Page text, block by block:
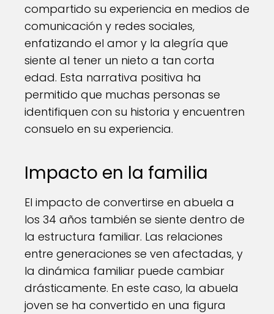
compartido su experiencia en medios de
comunicación y redes sociales,
enfatizando el amor y la alegría que
siente al tener un nieto a tan corta
edad. Esta narrativa positiva ha
permitido que muchas personas se
identifiquen con su historia y encuentren
consuelo en su experiencia.
Impacto en la familia
El impacto de convertirse en abuela a
los 34 años también se siente dentro de
la estructura familiar. Las relaciones
entre generaciones se ven afectadas, y
la dinámica familiar puede cambiar
drásticamente. En este caso, la abuela
joven se ha convertido en una figura